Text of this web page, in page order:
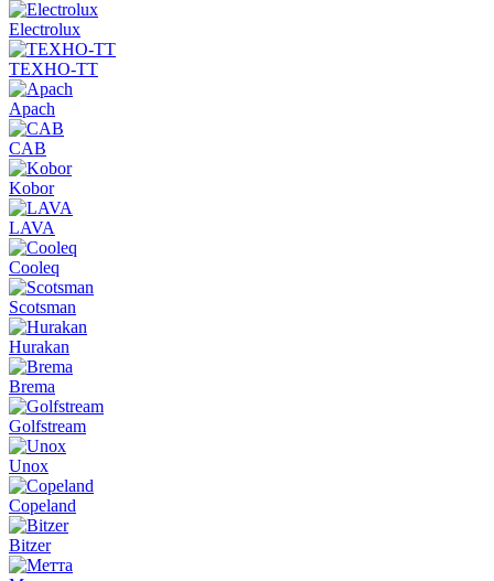
Electrolux
ТЕХНО-ТТ
Apach
CAB
Kobor
LAVA
Cooleq
Scotsman
Hurakan
Brema
Golfstream
Unox
Copeland
Bitzer